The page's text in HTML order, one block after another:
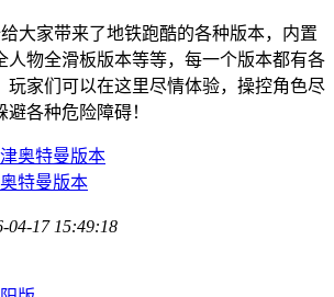
大家带来了地铁跑酷的各种版本，内置
人物全滑板版本等等，每一个版本都有各
玩家们可以在这里尽情体验，操控角色尽
各种危险障碍！
特曼版本
04-17 15:49:18